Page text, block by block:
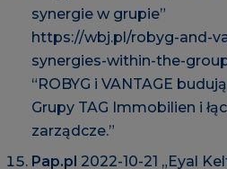
synergie w grupie”
https://wbj.pl/robyg-and-
synergies-within-the-
“ROBYG i VANTAGE
Grupy TAG Immobilien i
zarządcze.”
Pap.pl 2022-10-21 „Eyal